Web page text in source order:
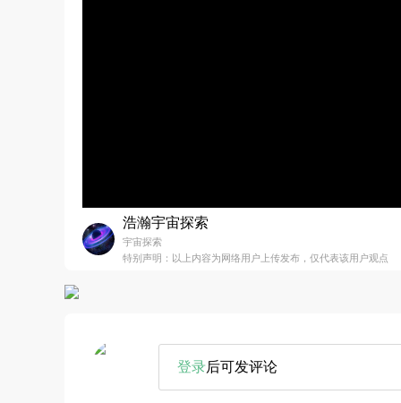
浩瀚宇宙探索
宇宙探索
特别声明：以上内容为网络用户上传发布，仅代表该用户观点
登录后可发评论